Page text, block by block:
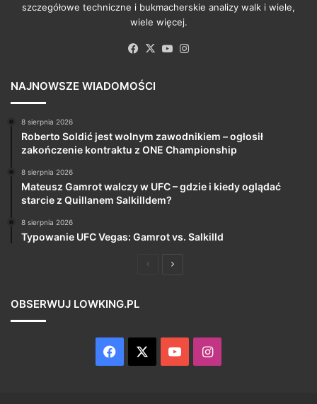
szczegółowe techniczne i bukmacherskie analizy walk i wiele,
wiele więcej.
Facebook
X YouTube
NAJNOWSZE WIADOMOŚCI
8 sierpnia 2026
Roberto Soldić jest wolnym zawodnikiem – ogłosił
zakończenie kontraktu z ONE Championship
8 sierpnia 2026
Mateusz Gamrot walczy w UFC – gdzie i kiedy oglądać
starcie z Quillanem Salkilldem?
8 sierpnia 2026
Typowanie UFC Vegas: Gamrot vs. Salkilld
PoprzedniaNastępna
OBSERWUJ LOWKING.PL
Facebook YouTubeInstagram